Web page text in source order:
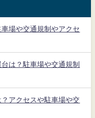
場や交通規制やアクセ
は？駐車場や交通規制
アクセスや駐車場や交